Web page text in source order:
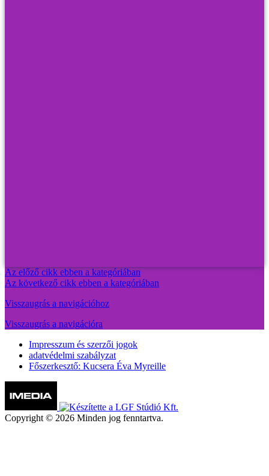
Az előző cikk ebben a kategóriában
Az következő cikk ebben a kategóriában
Visszaugrás a navigációhoz
Visszaugrás a navigációra
Impresszum és szerzői jogok
adatvédelmi szabályzat
Főszerkesztő: Kucsera Éva Myreille
Copyright © 2026 Minden jog fenntartva.